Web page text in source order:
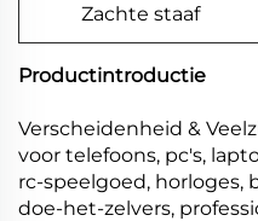
Zachte staaf
Productintroductie
Verscheidenheid &
voor telefoons, pc's,
rc-speelgoed, horloges,
doe-het-zelvers,